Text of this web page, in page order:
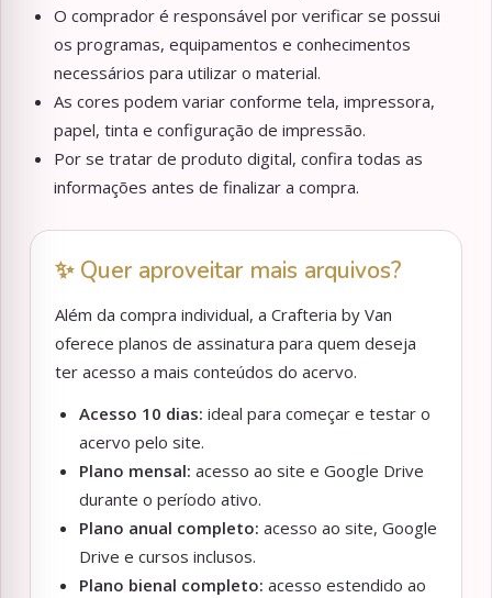
O comprador é responsável por verificar se possui
os programas, equipamentos e conhecimentos
necessários para utilizar o material.
As cores podem variar conforme tela, impressora,
papel, tinta e configuração de impressão.
Por se tratar de produto digital, confira todas as
informações antes de finalizar a compra.
✨ Quer aproveitar mais arquivos?
Além da compra individual, a Crafteria by Van
oferece planos de assinatura para quem deseja
ter acesso a mais conteúdos do acervo.
Acesso 10 dias: ideal para começar e testar o
acervo pelo site.
Plano mensal: acesso ao site e Google Drive
durante o período ativo.
Plano anual completo: acesso ao site, Google
Drive e cursos inclusos.
Plano bienal completo: acesso estendido ao